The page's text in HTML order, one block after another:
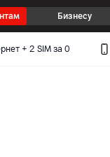
Бизнесу
+ 2 SIM за 0